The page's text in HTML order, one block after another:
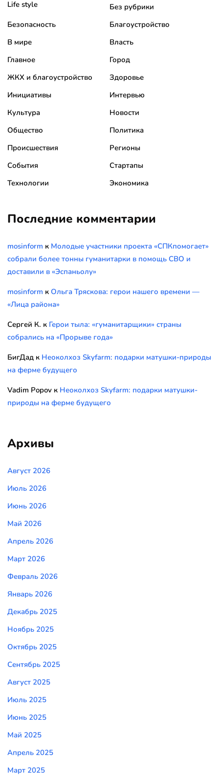
Life style
Без рубрики
Безопасность
Благоустройство
В мире
Власть
Главное
Город
ЖКХ и благоустройство
Здоровье
Инициативы
Интервью
Культура
Новости
Общество
Политика
Происшествия
Регионы
События
Стартапы
Технологии
Экономика
Последние комментарии
mosinform к Молодые участники проекта «СПКпомогает»
собрали более тонны гуманитарки в помощь СВО и
доставили в «Эспаньолу»
mosinform к Ольга Тряскова: герои нашего времени —
«Лица района»
Сергей К. к Герои тыла: «гуманитарщики» страны
собрались на «Прорыве года»
БигДад к Неоколхоз Skyfarm: подарки матушки-природы
на ферме будущего
Vadim Popov к Неоколхоз Skyfarm: подарки матушки-
природы на ферме будущего
Архивы
Август 2026
Июль 2026
Июнь 2026
Май 2026
Апрель 2026
Март 2026
Февраль 2026
Январь 2026
Декабрь 2025
Ноябрь 2025
Октябрь 2025
Сентябрь 2025
Август 2025
Июль 2025
Июнь 2025
Май 2025
Апрель 2025
Март 2025